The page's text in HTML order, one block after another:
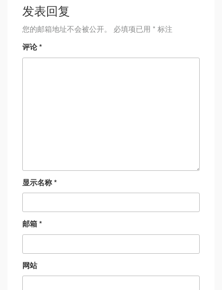
发表回复
您的邮箱地址不会被公开。 必填项已用 * 标注
评论*
显示名称*
邮箱*
网站